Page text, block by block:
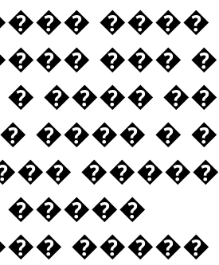
����
���
����
���� �
�����
�����